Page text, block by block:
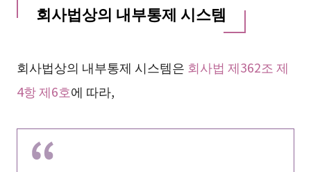
회사법상의 내부통제 시스템
회사법상의 내부통제 시스템은 회사법 제362조 제
4항 제6호에 따라,